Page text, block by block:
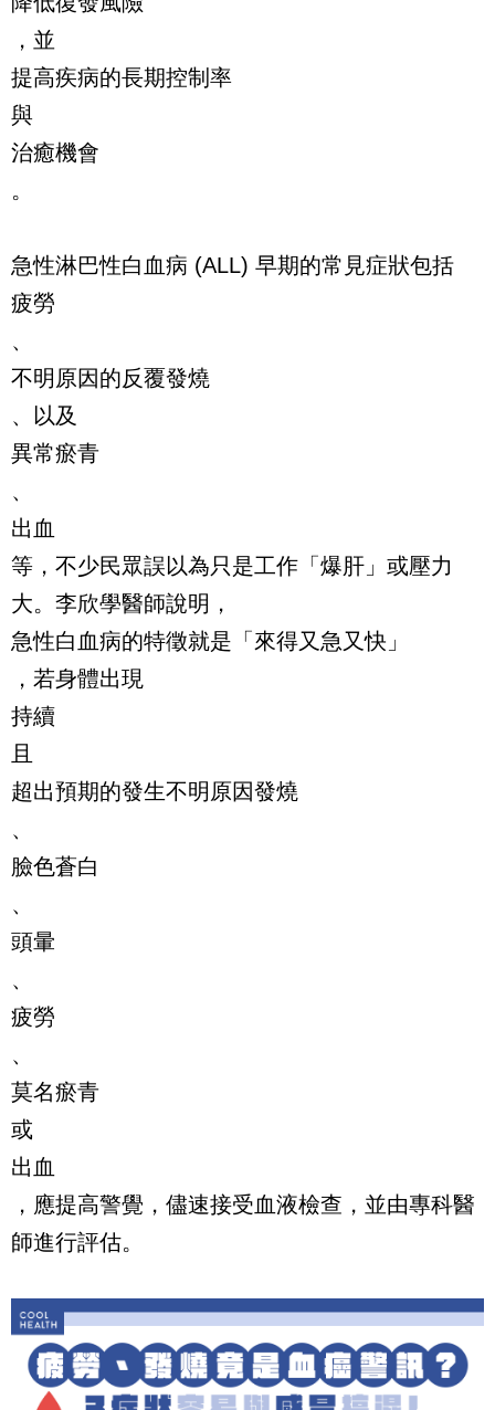
，並
提高疾病的長期控制率
與
治癒機會
。
急性淋巴性白血病 (ALL) 早期的常見症狀包括
疲勞
、
不明原因的反覆發燒
、以及
異常瘀青
、
出血
等，不少民眾誤以為只是工作「爆肝」或壓力
大。李欣學醫師說明，
急性白血病的特徵就是「來得又急又快」
，若身體出現
持續
且
超出預期的發生不明原因發燒
、
臉色蒼白
、
頭暈
、
疲勞
、
莫名瘀青
或
出血
，應提高警覺，儘速接受血液檢查，並由專科醫
師進行評估。